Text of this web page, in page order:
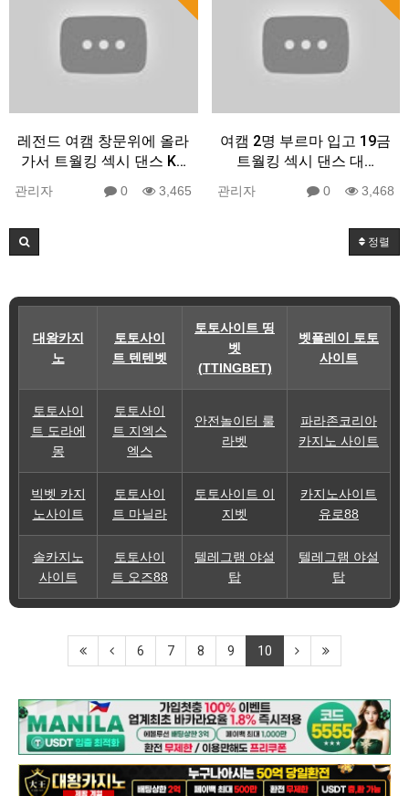
레전드 여캠 창문위에 올라
가서 트월킹 섹시 댄스 K…
관리자 0 3,465
여캠 2명 부르마 입고 19금
트월킹 섹시 댄스 대…
관리자 0 3,468
정렬
대왕카지
노
토토사이
트 텐텐벳
토토사이트 띵
벳
(TTINGBET)
벳플레이 토토
사이트
토토사이
트 도라에
몽
토토사이
트 지엑스
엑스
안전놀이터 룰
라벳
파라존코리아
카지노 사이트
빅벳 카지
노사이트
토토사이
트 마닐라
토토사이트 이
지벳
카지노사이트
유로88
솔카지노
사이트
토토사이
트 오즈88
텔레그램 야설
탑
텔레그램 야설
탑
6 7 8 9 10